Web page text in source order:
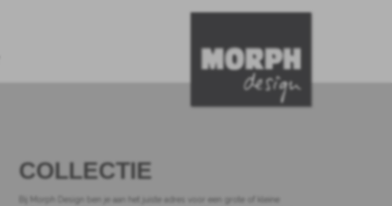
COLLECTIE
Bij Morph Design ben je aan het juiste adres voor een grote of kleine